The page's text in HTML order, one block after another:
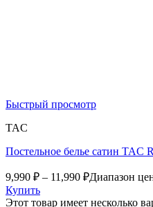
Быстрый просмотр
TAC
Постельное белье сатин TAC
9,990 ₽ – 11,990 ₽Диапазон
Купить
Этот товар имеет несколько